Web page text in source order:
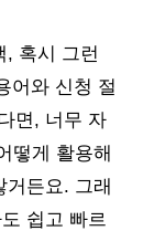
, 혹시 그런
어와 신청 절
면, 너무 자
떻게 활용해
거든요. 그래
쉽고 빠르